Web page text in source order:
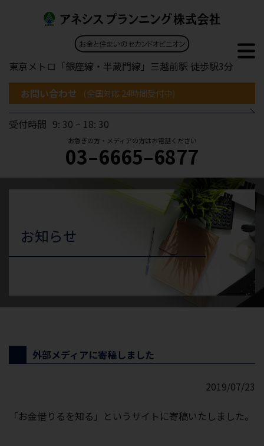
東京メトロ「銀座線・半蔵門線」三越前駅 徒歩駅3分
お問い合わせ
(全国対応 24時間受付中)
受付時間 9: 30 ~ 18: 30
お急ぎの方・メディアの方はお電話ください
03–6665–6877
お知らせ
外部メディアに寄稿しました
2019/07/23
「お金借りるを知る」というサイトに寄稿いたしました。